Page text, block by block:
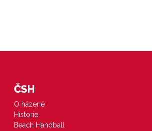
ČSH
O házené
Historie
Beach Handball